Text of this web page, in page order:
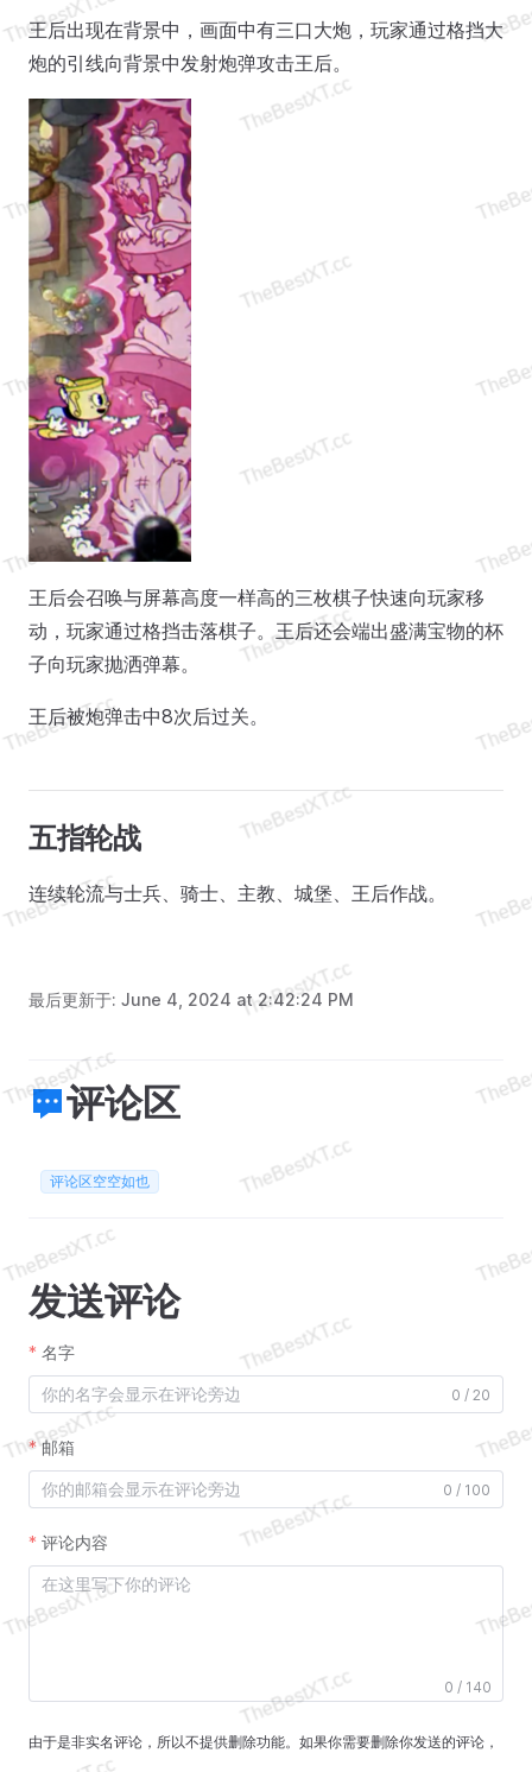
王后出现在背景中，画面中有三口大炮，玩家通过格挡大
炮的引线向背景中发射炮弹攻击王后。
王后会召唤与屏幕高度一样高的三枚棋子快速向玩家移
动，玩家通过格挡击落棋子。王后还会端出盛满宝物的杯
子向玩家抛洒弹幕。
王后被炮弹击中8次后过关。
五指轮战
连续轮流与士兵、骑士、主教、城堡、王后作战。
最后更新于: June 4, 2024 at 2:42:24 PM
评论区
评论区空空如也
发送评论
名字
0 / 20
邮箱
0 / 100
评论内容
0 / 140
由于是非实名评论，所以不提供删除功能。如果你需要删除你发送的评论，